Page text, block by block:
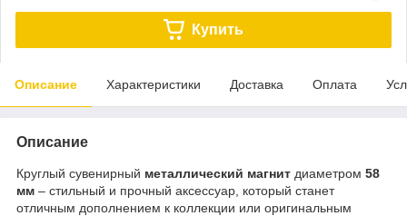
Купить
Описание Характеристики Доставка Оплата
Описание
Круглый сувенирный металлический магнит диаметром 58
мм – стильный и прочный аксессуар, который станет
отличным дополнением к коллекции или оригинальным